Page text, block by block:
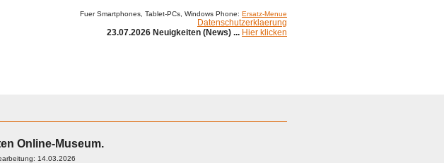
Fuer Smartphones, Tablet-PCs, Windows Phone: Ersatz-Menue
Datenschutzerklaerung
23.07.2026 Neuigkeiten (News) ... Hier klicken
Online-Museum.
14.03.2026